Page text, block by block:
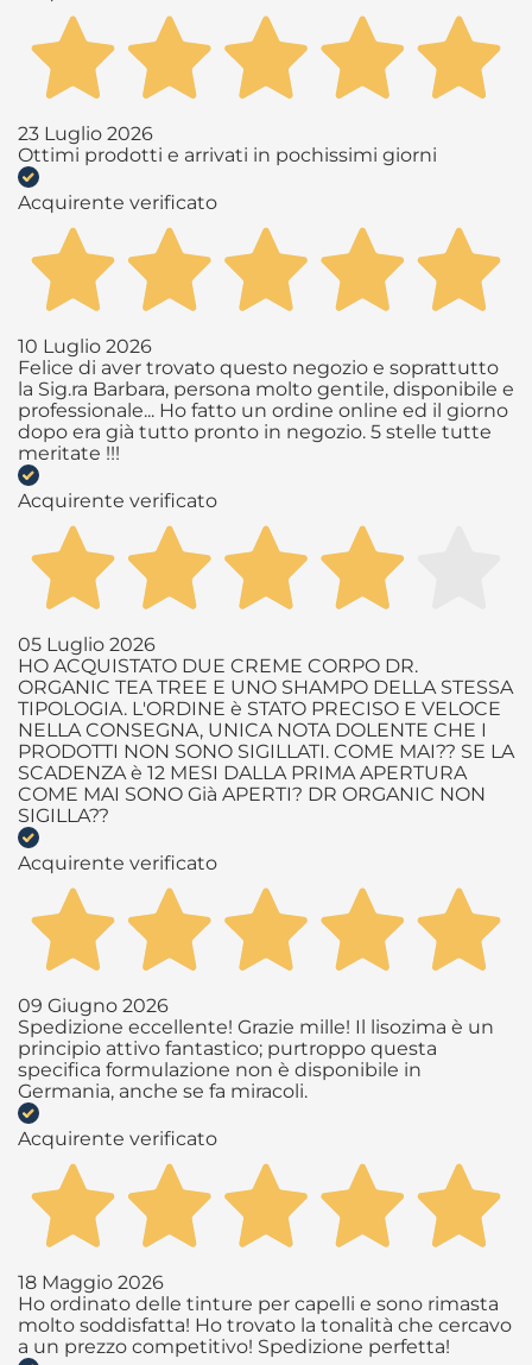
23 Luglio 2026
Ottimi prodotti e arrivati in pochissimi giorni
Acquirente verificato
10 Luglio 2026
Felice di aver trovato questo negozio e soprattutto
la Sig.ra Barbara, persona molto gentile, disponibile e
professionale... Ho fatto un ordine online ed il giorno
dopo era già tutto pronto in negozio. 5 stelle tutte
meritate !!!
Acquirente verificato
05 Luglio 2026
HO ACQUISTATO DUE CREME CORPO DR.
ORGANIC TEA TREE E UNO SHAMPO DELLA STESSA
TIPOLOGIA. L'ORDINE è STATO PRECISO E VELOCE
NELLA CONSEGNA, UNICA NOTA DOLENTE CHE I
PRODOTTI NON SONO SIGILLATI. COME MAI?? SE LA
SCADENZA è 12 MESI DALLA PRIMA APERTURA
COME MAI SONO Già APERTI? DR ORGANIC NON
SIGILLA??
Acquirente verificato
09 Giugno 2026
Spedizione eccellente! Grazie mille! Il lisozima è un
principio attivo fantastico; purtroppo questa
specifica formulazione non è disponibile in
Germania, anche se fa miracoli.
Acquirente verificato
18 Maggio 2026
Ho ordinato delle tinture per capelli e sono rimasta
molto soddisfatta! Ho trovato la tonalità che cercavo
a un prezzo competitivo! Spedizione perfetta!